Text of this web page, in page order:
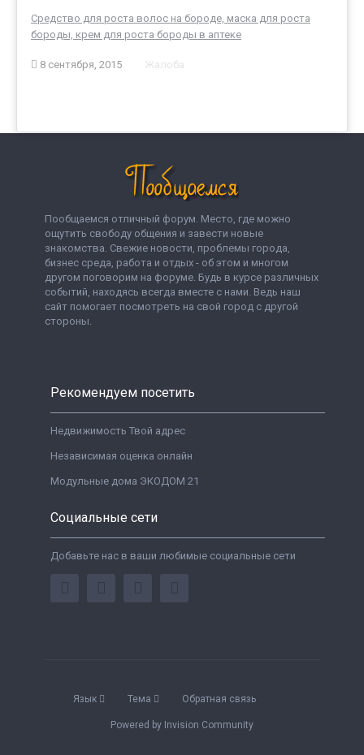
Средство для роста волос на бороде, маска для роста
бороды, крем для роста бороды в аптеке
8 сентября, 2015 Жалоба
Пообщаемся отличный форум. Место, где можно
ощутить свободу общения и завести новые
знакомства. Свежие новости, проблемы города,
бизнес среда, работа и отдых - об этом и многом
другом поговорим на форуме. Будь в курсе различных
событий, находясь всегда вместе с нами. Ведь наш
сайт помогает посмотреть на свой город с другой
стороны.
Рекомендуем посетить
Недвижимость Твой адрес
Независимая оценка онлайн
Модульные дома ЭКОДОМ 21
Социальные сети
Добавьте нас в ваши любимые социальные сети
Язык Тема Обратная связь
Powered by Invision Community